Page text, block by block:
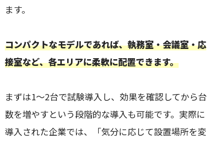
ます。
コンパクトなモデルであれば、執務室・会議室・応
接室など、各エリアに柔軟に配置できます。
まずは1〜2台で試験導入し、効果を確認してから台
数を増やすという段階的な導入も可能です。実際に
導入された企業では、「気分に応じて設置場所を変